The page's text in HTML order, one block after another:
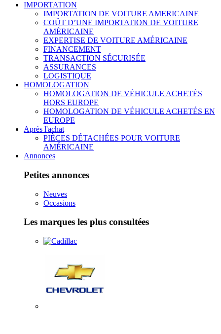
IMPORTATION
IMPORTATION DE VOITURE AMERICAINE
COÛT D’UNE IMPORTATION DE VOITURE
AMÉRICAINE
EXPERTISE DE VOITURE AMÉRICAINE
FINANCEMENT
TRANSACTION SÉCURISÉE
ASSURANCES
LOGISTIQUE
HOMOLOGATION
HOMOLOGATION DE VÉHICULE ACHETÉS
HORS EUROPE
HOMOLOGATION DE VÉHICULE ACHETÉS EN
EUROPE
Après l'achat
PIÈCES DÉTACHÉES POUR VOITURE
AMÉRICAINE
Annonces
Petites annonces
Neuves
Occasions
Les marques les plus consultées